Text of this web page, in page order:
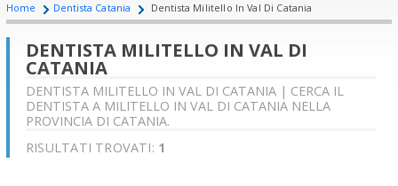
Home Dentista Catania Dentista Militello In Val Di Catania
DENTISTA MILITELLO IN VAL DI
CATANIA
DENTISTA MILITELLO IN VAL DI CATANIA | CERCA IL
DENTISTA A MILITELLO IN VAL DI CATANIA NELLA
PROVINCIA DI CATANIA.
RISULTATI TROVATI: 1